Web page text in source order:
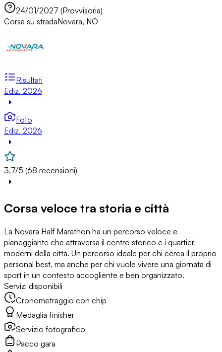
24/01/2027 (Provvisoria)
Corsa su stradaNovara, NO
Risultati
Ediz. 2026
Foto
Ediz. 2026
3,7/5 (68 recensioni)
Corsa veloce tra storia e città
La Novara Half Marathon ha un percorso veloce e
pianeggiante che attraversa il centro storico e i quartieri
moderni della città. Un percorso ideale per chi cerca il proprio
personal best, ma anche per chi vuole vivere una giornata di
sport in un contesto accogliente e ben organizzato.
Servizi disponibili
Cronometraggio con chip
Medaglia finisher
Servizio fotografico
Pacco gara